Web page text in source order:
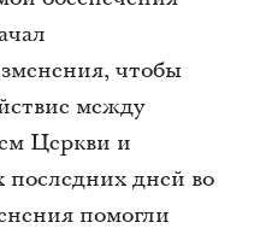
чтобы
между
Церкви и
дней во
помогли